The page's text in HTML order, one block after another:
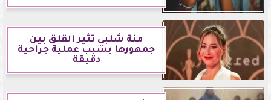
منة شلبي تثير القلق بين
جمهورها بسبب عملية جراحية
دقيقة